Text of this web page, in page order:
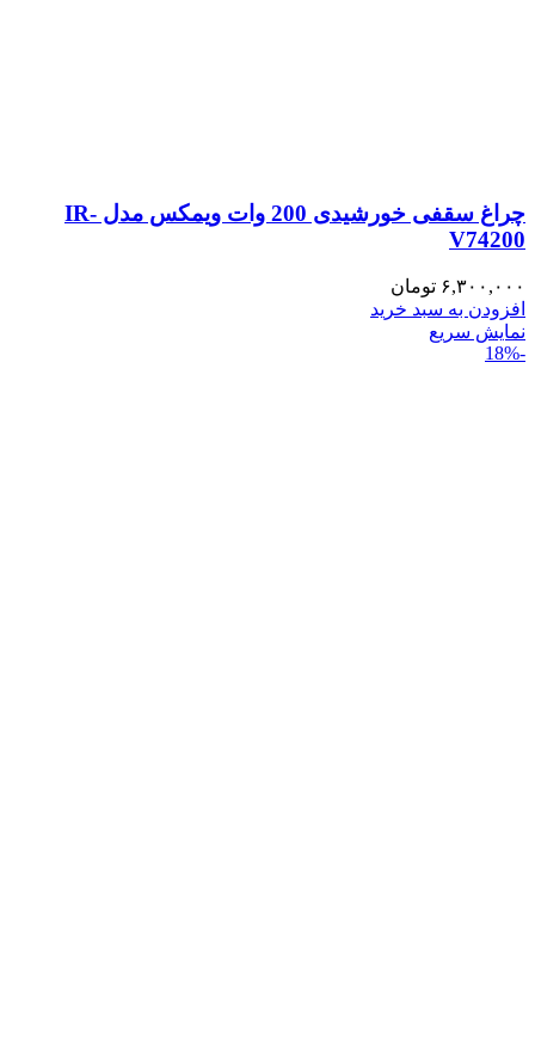
چراغ سقفی خورشیدی 200 وات ویمکس مدل IR-
V74200
۶,۳۰۰,۰۰۰ تومان
افزودن به سبد خرید
نمایش سریع
-18%